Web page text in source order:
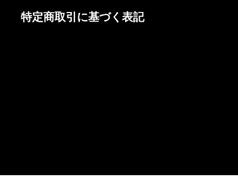
特定商取引に基づく表記